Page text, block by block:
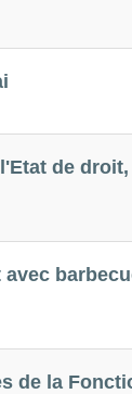
de
de la